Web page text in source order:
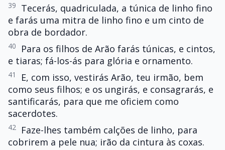
39
Tecerás, quadriculada, a túnica de linho fino
e farás uma mitra de linho fino e um cinto de
obra de bordador.
40
Para os filhos de Arão farás túnicas, e cintos,
e tiaras; fá-los-ás para glória e ornamento.
41
E, com isso, vestirás Arão, teu irmão, bem
como seus filhos; e os ungirás, e consagrarás, e
santificarás, para que me oficiem como
sacerdotes.
42
Faze-lhes também calções de linho, para
cobrirem a pele nua; irão da cintura às coxas.